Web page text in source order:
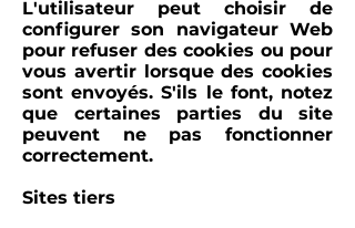
L'utilisateur peut choisir de
configurer son navigateur Web
pour refuser des cookies ou pour
vous avertir lorsque des cookies
sont envoyés. S'ils le font, notez
que certaines parties du site
peuvent ne pas fonctionner
correctement.
Sites tiers